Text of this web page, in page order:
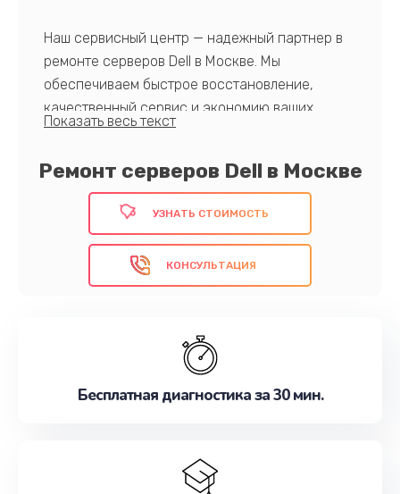
Ремонт серверов Dell в Москве
Наш сервисный центр — надежный партнер в
ремонте серверов Dell в Москве. Мы
обеспечиваем быстрое восстановление,
качественный сервис и экономию ваших
ресурсов. У нас всегда в наличии
вашей серверной инфраструктуре и
обеспечьте бесперебойную работу вашего
Выберите надежность и оптимизацию с нами,
УЗНАТЬ СТОИМОСТЬ
КОНСУЛЬТАЦИЯ
Бесплатная диагностика за 30 мин.